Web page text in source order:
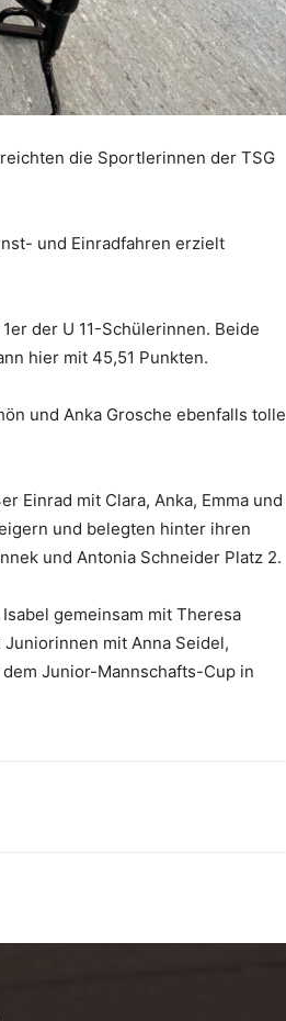
die Sportlerinnen der TSG
und Einradfahren erzielt
der U 11-Schülerinnen. Beide
hier mit 45,51 Punkten.
und Anka Grosche ebenfalls tolle
Einrad mit Clara, Anka, Emma und
und belegten hinter ihren
und Antonia Schneider Platz 2.
gemeinsam mit Theresa
mit Anna Seidel,
Junior-Mannschafts-Cup in